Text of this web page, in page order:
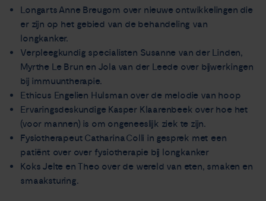
Longarts Anne Breugom over nieuwe ontwikkelingen die
er zijn op het gebied van de behandeling van
longkanker.
Verpleegkundig specialisten Susanne van der Linden,
Myrthe Le Brun en Jola van der Leede over bijwerkingen
bij immuuntherapie.
Ethicus Engelien Hulsman over de melodie van hoop
Ervaringsdeskundige Kasper Klaarenbeek over hoe het
(voor mannen) is om ongeneeslijk ziek te zijn.
Fysiotherapeut Catharina Colli in gesprek met een
patiënt over over fysiotherapie bij longkanker
Koks Jelte en Theo over de wereld van eten, smaken en
smaaksturing.